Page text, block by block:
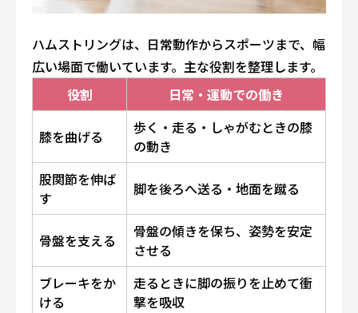
ハムストリングは、日常動作からスポーツまで、幅
広い場面で働いています。主な役割を整理します。
役割
日常・運動での働き
膝を曲げる
歩く・走る・しゃがむときの膝
の動き
股関節を伸ば
す
脚を後ろへ送る・地面を蹴る
骨盤を支える
骨盤の傾きを保ち、姿勢を安定
させる
ブレーキをか
ける
走るときに脚の振りを止めて衝
撃を吸収